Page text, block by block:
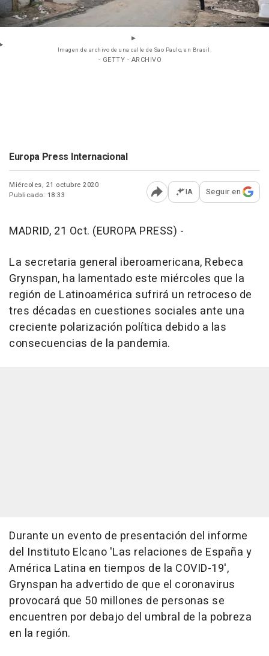
Imagen de archivo de una calle de Sao Paulo, en Brasil.
- GETTY - ARCHIVO
Europa Press Internacional
Miércoles, 21 octubre 2020
Publicado: 18:33
Abrir opciones para
IA Seguir en
MADRID, 21 Oct. (EUROPA PRESS) -
La secretaria general iberoamericana, Rebeca
Grynspan, ha lamentado este miércoles que la
región de Latinoamérica sufrirá un retroceso de
tres décadas en cuestiones sociales ante una
creciente polarización política debido a las
consecuencias de la pandemia.
Durante un evento de presentación del informe
del Instituto Elcano 'Las relaciones de España y
América Latina en tiempos de la COVID-19',
Grynspan ha advertido de que el coronavirus
provocará que 50 millones de personas se
encuentren por debajo del umbral de la pobreza
en la región.